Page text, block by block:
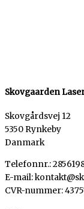
Skovgaarden
Skovgårdsvej 12
5350 Rynkeby
Danmark
Telefonnr.:
E-mail:
CVR-nummer: